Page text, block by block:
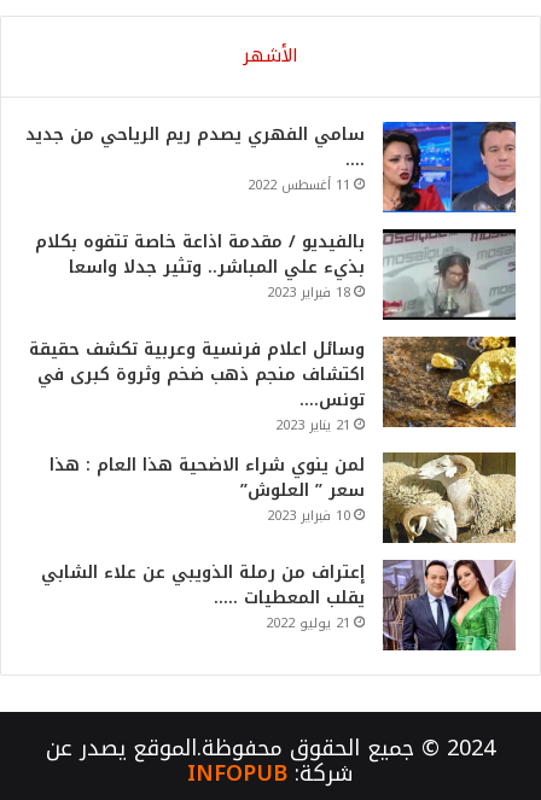
الأشهر
سامي الفهري يصدم ريم الرياحي من جديد
….
11 أغسطس 2022
بالفيديو / مقدمة اذاعة خاصة تتفوه بكلام
بذيء علي المباشر.. وتثير جدلا واسعا
18 فبراير 2023
وسائل اعلام فرنسية وعربية تكشف حقيقة
اكتشاف منجم ذهب ضخم وثروة كبرى في
تونس….
21 يناير 2023
لمن ينوي شراء الاضحية هذا العام : هذا
سعر ” العلوش”
10 فبراير 2023
إعتراف من رملة الذويبي عن علاء الشابي
يقلب المعطيات …..
21 يوليو 2022
2024 © جميع الحقوق محفوظة.الموقع يصدر عن
شركة:INFOPUB